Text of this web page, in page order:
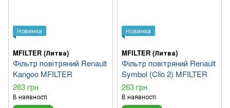
Новинка
MFILTER (Литва)
Фільтр повітряний Renault
Kangoo MFILTER
263 грн
В наявності
Новинка
MFILTER (Литва)
Фільтр повітряний Renault
Symbol (Clio 2) MFILTER
263 грн
В наявності